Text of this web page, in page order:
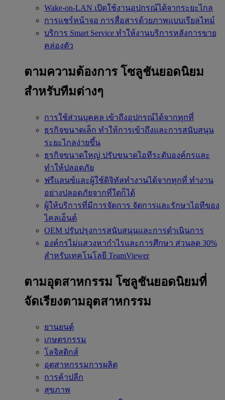
Wake-on-LAN เปิดใช้งานอุปกรณ์ได้จากระยะไกล
การแชร์หน้าจอ การสื่อสารด้วยภาพแบบเรียลไทม์
บริการ Smart Service ทำให้งานบริการหลังการขาย
คล่องตัว
ตามความต้องการ โซลูชันยอดนิยม
สำหรับทีมต่างๆ
การใช้ส่วนบุคคล เข้าถึงอุปกรณ์ได้จากทุกที่
ธุรกิจขนาดเล็ก ทำให้การเข้าถึงและการสนับสนุน
ระยะไกลง่ายขึ้น
ธุรกิจขนาดใหญ่ ปรับขนาดไอทีระดับองค์กรและ
ทำให้ปลอดภัย
ฟรีแลนซ์และผู้ใช้ดิจิทัลทำงานได้จากทุกที่ ทำงาน
อย่างปลอดภัยจากที่ใดก็ได้
ผู้ให้บริการที่มีการจัดการ จัดการและรักษาไอทีของ
ไคลเอ็นต์
OEM ปรับปรุงการสนับสนุนและการดำเนินการ
องค์กรไม่แสวงหากำไรและการศึกษา ส่วนลด 30%
สำหรับเทคโนโลยี TeamViewer
ตามอุตสาหกรรม โซลูชันยอดนิยมที่
จัดเรียงตามอุตสาหกรรม
ยานยนต์
เกษตรกรรม
โลจิสติกส์
อุตสาหกรรมการผลิต
การค้าปลีก
สุขภาพ